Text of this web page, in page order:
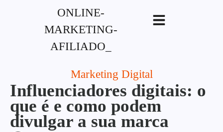
G-XVBZZCFH00pub-
5970489886047746AW-17954400846.
Marketing Digital
Influenciadores digitais: o
que é e como podem
divulgar a sua marca